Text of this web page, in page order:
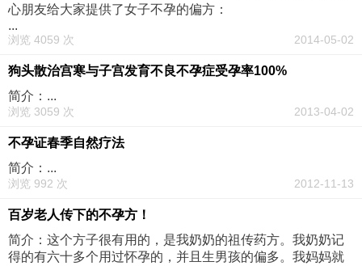
心朋友给大家提供了女子不孕的偏方：
...
浏览 4059 次 2014-05-02
狗头散治宫寒与子宫发育不良不孕症受孕率100%
简介：...
浏览 3059 次 2013-04-02
不孕证春季自然疗法
简介：...
浏览 992 次 2012-11-13
百岁老人传下的不孕方！
简介：这个方子很有用的，是我奶奶的祖传药方。我奶奶记
得的有六十多个用过怀孕的，并且生男孩的偏多。我妈妈就